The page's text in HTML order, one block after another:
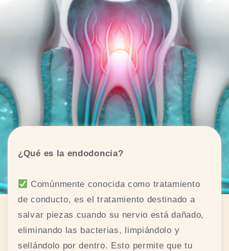
¿Qué es la endodoncia?
Comúnmente conocida como tratamiento
de conducto, es el tratamiento destinado a
salvar piezas cuando su nervio está dañado,
eliminando las bacterias, limpiándolo y
sellándolo por dentro. Esto permite que tu